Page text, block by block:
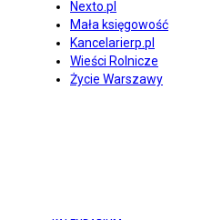
Nexto.pl
Mała księgowość
Kancelarierp.pl
Wieści Rolnicze
Życie Warszawy